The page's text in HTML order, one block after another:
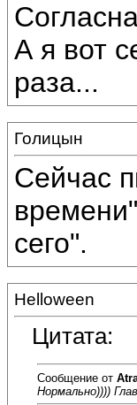
А я вот
раза...
Голицын
Сейчас
сего".
Helloween
Цитата:
Сообщение от
Нормально))))